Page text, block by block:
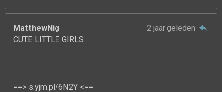
MatthewNig
2 jaar geleden
CUTE LITTLE GIRLS
==> s.yjm.pl/6N2Y <==